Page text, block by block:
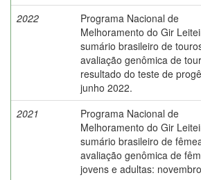
2022
Programa Nacional de
Melhoramento do Gir
sumário brasileiro de
avaliação genômica de
resultado do teste de
junho 2022.
2021
Programa Nacional de
Melhoramento do Gir
sumário brasileiro de
avaliação genômica de
jovens e adultas: